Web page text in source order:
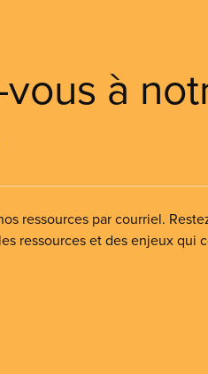
à
ressources par courriel.
ressources et des enjeux qui